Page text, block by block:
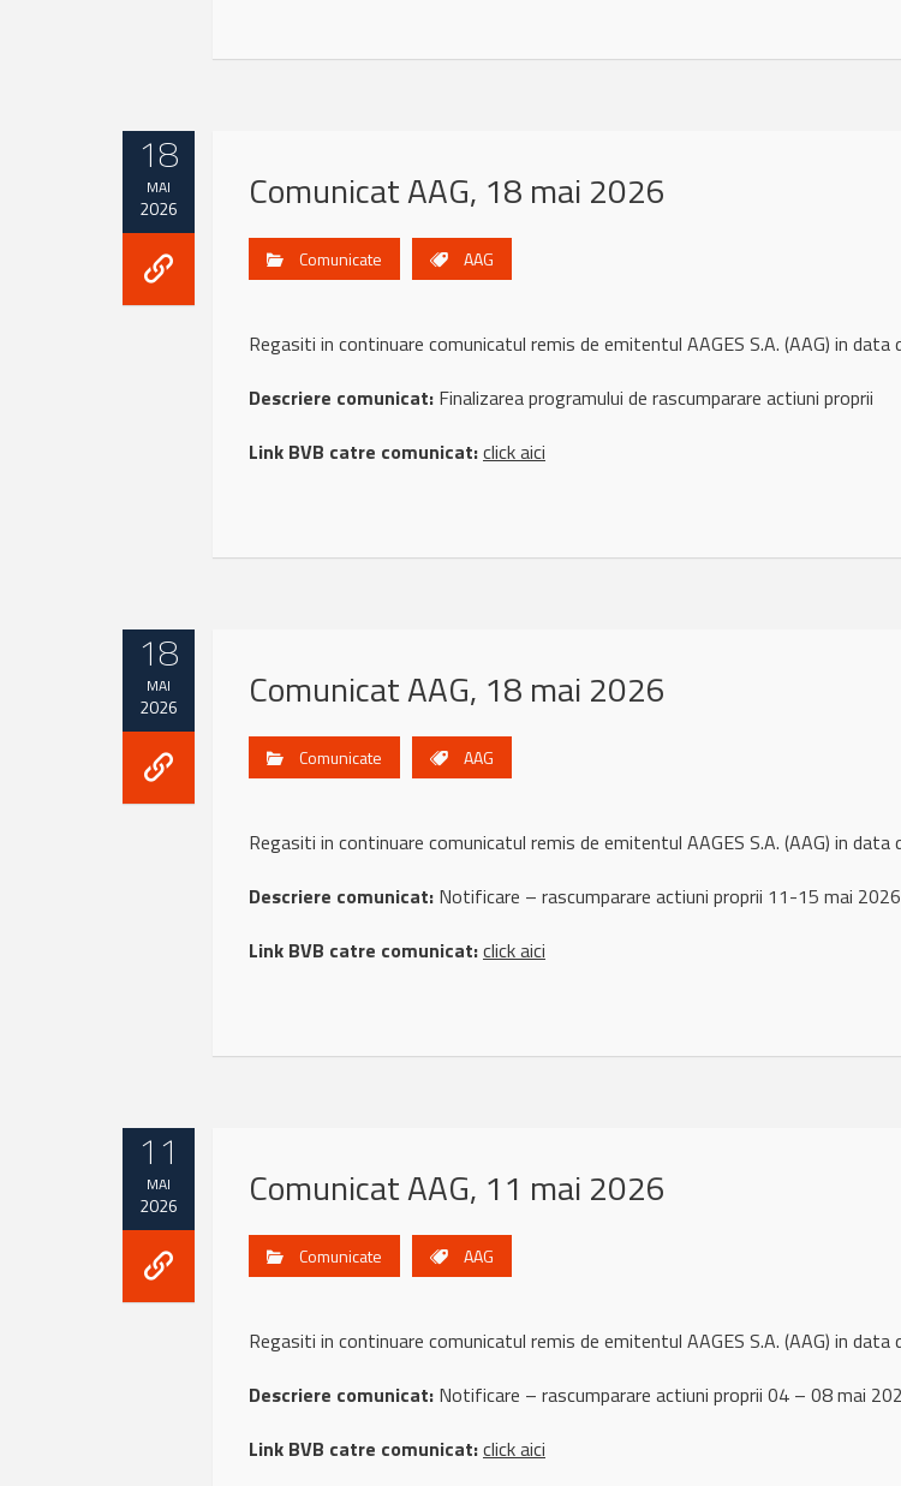
18
MAI
2026 Comunicat AAG, 18 mai 2026
Comunicate AAG
Regasiti in continuare comunicatul remis de emitentul AAGES S.A. (AAG) in
Descriere comunicat: Finalizarea programului de rascumparare actiuni proprii
Link BVB catre comunicat:click aici
18
MAI
2026 Comunicat AAG, 18 mai 2026
Comunicate AAG
Regasiti in continuare comunicatul remis de emitentul AAGES S.A. (AAG) in
Descriere comunicat: Notificare – rascumparare actiuni proprii 11-15 mai 2026
Link BVB catre comunicat:click aici
11
MAI
2026 Comunicat AAG, 11 mai 2026
Comunicate AAG
Regasiti in continuare comunicatul remis de emitentul AAGES S.A. (AAG) in
Descriere comunicat: Notificare – rascumparare actiuni proprii 04 – 08 mai
Link BVB catre comunicat:click aici